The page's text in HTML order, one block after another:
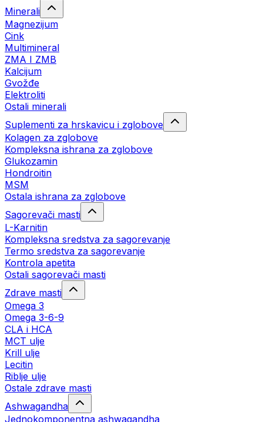
Minerali
Magnezijum
Cink
Multimineral
ZMA I ZMB
Kalcijum
Gvožđe
Elektroliti
Ostali minerali
Suplementi za hrskavicu i zglobove
Kolagen za zglobove
Kompleksna ishrana za zglobove
Glukozamin
Hondroitin
MSM
Ostala ishrana za zglobove
Sagorevači masti
L-Karnitin
Kompleksna sredstva za sagorevanje
Termo sredstva za sagorevanje
Kontrola apetita
Ostali sagorevači masti
Zdrave masti
Omega 3
Omega 3-6-9
CLA i HCA
MCT ulje
Krill ulje
Lecitin
Riblje ulje
Ostale zdrave masti
Ashwagandha
Jednokomponentna ashwagandha